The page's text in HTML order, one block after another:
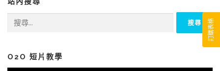
字:
O2O 短片教學
訂購表格